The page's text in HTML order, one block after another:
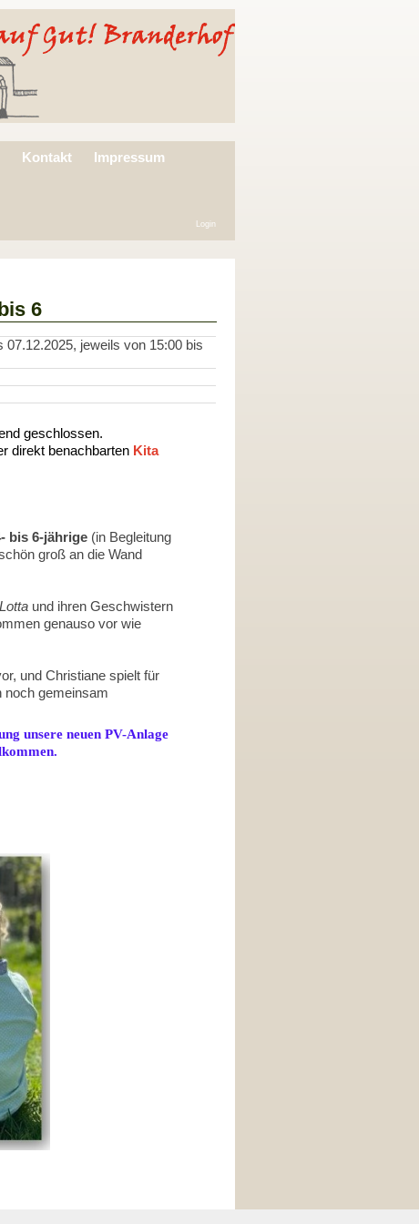
Kontakt Impressum
Login
6
jeweils von 15:00 bis
geschlossen.
direkt benachbarten Kita
bis 6-jährige (in Begleitung
groß an die Wand
Lotta und ihren Geschwistern
genauso vor wie
und Christiane spielt für
noch gemeinsam
unsere neuen PV-Anlage